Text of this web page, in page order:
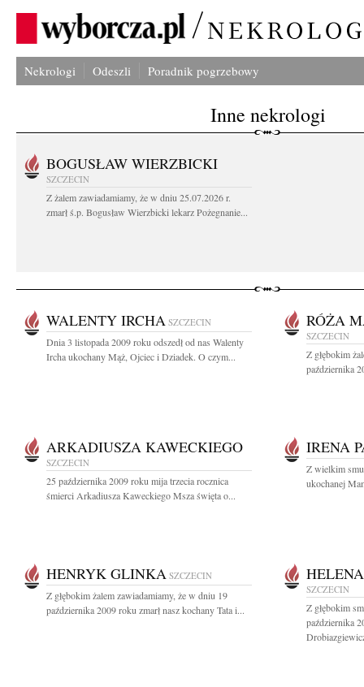
Nekrologi Odeszli Poradnik pogrzebowy
Inne nekrologi
BOGUSŁAW WIERZBICKI
SZCZECIN
Z żalem zawiadamiamy, że w dniu 25.07.2026 r.
zmarł ś.p. Bogusław Wierzbicki lekarz Pożegnanie...
WALENTY IRCHA SZCZECIN
Dnia 3 listopada 2009 roku odszedł od nas Walenty
Ircha ukochany Mąż, Ojciec i Dziadek. O czym...
RÓŻA
SZCZECIN
Z głębokim
października
ARKADIUSZA KAWECKIEGO
SZCZECIN
25 października 2009 roku mija trzecia rocznica
śmierci Arkadiusza Kaweckiego Msza święta o...
IRENA
Z wielkim
ukochanej
HENRYK GLINKA SZCZECIN
Z głębokim żalem zawiadamiamy, że w dniu 19
października 2009 roku zmarł nasz kochany Tata i...
SZCZECIN
Z głębokim
października